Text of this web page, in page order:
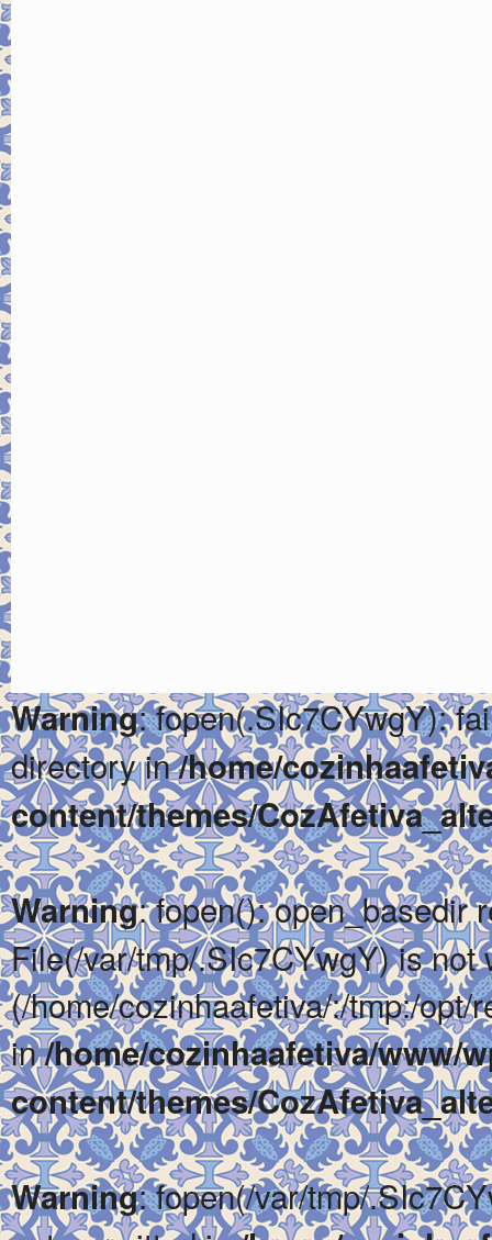
Warning: fopen(.SIc7CYwgY):
directory in/home/
content/themes/
Warning: fopen(): open_basedir
File(/var/tmp/.SIc7CYwgY) is
(/home/cozinhaafetiva/:/tmp:/
in/home/cozinhaafetiva/www/
content/themes/
Warning: fopen(/var/tmp/